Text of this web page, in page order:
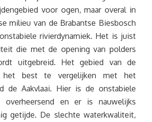
voor ogen, maar overal in
milieu van de Brabantse Biesbosch
rivierdynamiek. Het is juist
die met de opening van polders
uitgebreid. Het gebied van de
het best te vergelijken met het
de Aakvlaai. Hier is de onstabiele
overheersend en er is nauwelijks
getijde. De slechte waterkwaliteit,